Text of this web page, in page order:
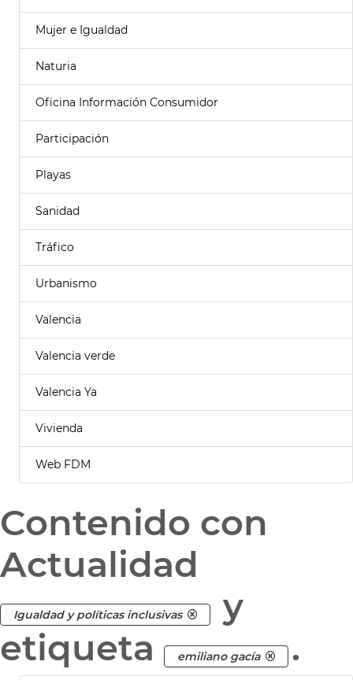
Mujer e Igualdad
Naturia
Oficina Información Consumidor
Participación
Playas
Sanidad
Tráfico
Urbanismo
Valencia
Valencia verde
Valencia Ya
Vivienda
Web FDM
Contenido con
Actualidad
Igualdad y políticas inclusivas
y
etiqueta
emiliano gacía .